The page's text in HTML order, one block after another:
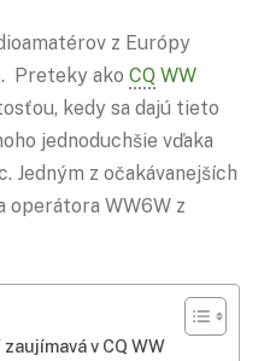
z Európy
Preteky ako CQ WW
kedy sa dajú tieto
jednoduchšie vďaka
Jedným z očakávanejších
operátora WW6W z
v CQ WW